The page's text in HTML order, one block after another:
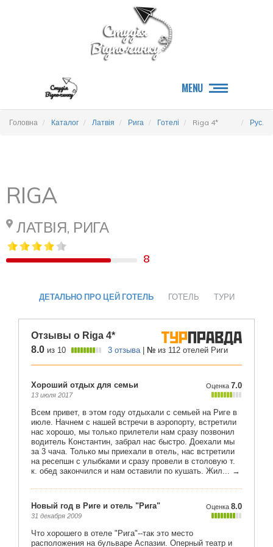
MENU
Головна Каталог Латвія Рига Готелі Riga 4* Рус.
RIGA
ЛАТВІЯ, РИГА
8
ДЕТАЛЬНО ПРО ЦЕЙ ГОТЕЛЬ ГОТЕЛЬ ТУРИ